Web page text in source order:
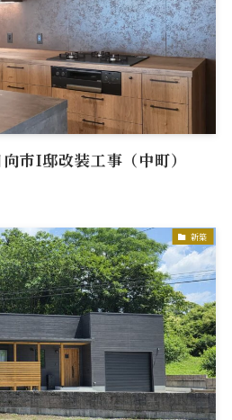
市I邸改装工事（中町）
新築